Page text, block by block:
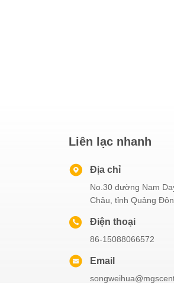
Liên lạc nhanh
Địa chỉ
No.30 đường Nam
Châu, tỉnh Quảng
Điện thoại
86-15088066572
Email